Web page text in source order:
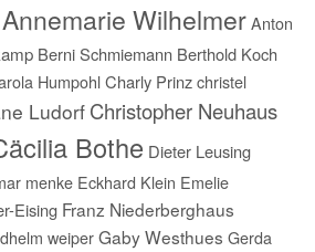
Annemarie WilhelmerAnton
Berni Schmiemann Berthold Koch
HumpohlCharly Prinzchristel
Ludorf Christopher Neuhaus
Bothe Dieter Leusing
menke Eckhard Klein Emelie
Eising Franz Niederberghaus
weiperGaby Westhues Gerda